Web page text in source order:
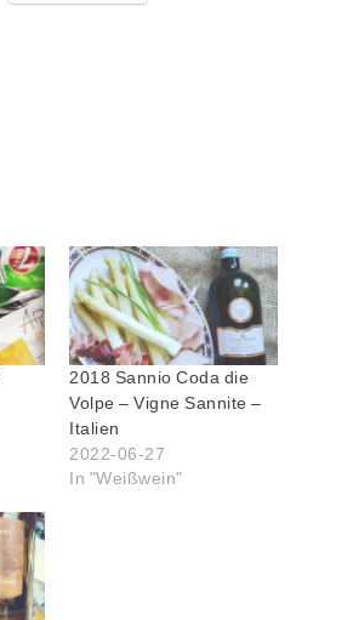
2018 Sannio Coda die
Volpe – Vigne Sannite –
Italien
2022-06-27
In "Weißwein"